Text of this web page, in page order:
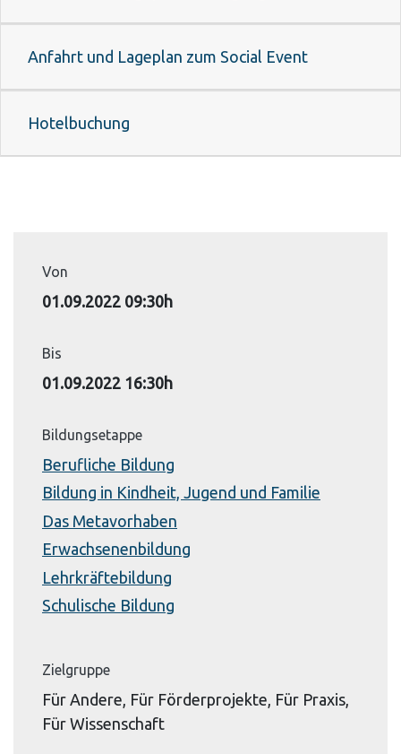
Anfahrt und Lageplan zum Social Event
Hotelbuchung
Von
01.09.2022 09:30h
Bis
01.09.2022 16:30h
Bildungsetappe
Berufliche Bildung
Bildung in Kindheit, Jugend und Familie
Das Metavorhaben
Erwachsenenbildung
Lehrkräftebildung
Schulische Bildung
Zielgruppe
Für Andere, Für Förderprojekte, Für Praxis,
Für Wissenschaft